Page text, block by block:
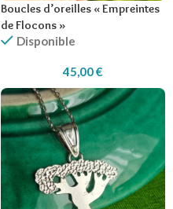
Boucles d’oreilles « Empreintes
de Flocons »
Disponible
45,00€